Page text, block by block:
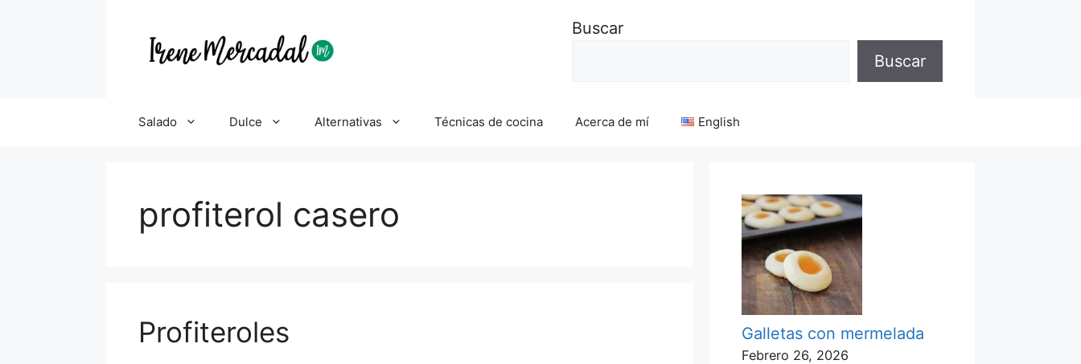
Buscar
Buscar
Salado Dulce Alternativas Técnicas de cocina Acerca de mí English
profiterol casero
Profiteroles Galletas con mermelada
Febrero 26, 2026